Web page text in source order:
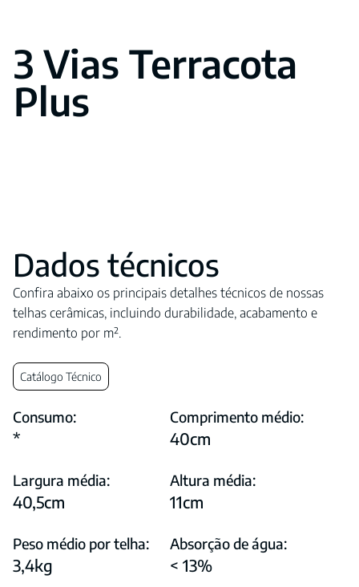
Dados técnicos
Confira abaixo os principais detalhes técnicos de nossas
telhas cerâmicas, incluindo durabilidade, acabamento e
rendimento por m².
Catálogo Técnico
Consumo:
*
Comprimento médio:
40cm
Largura média:
40,5cm
Altura média:
11cm
Peso médio por telha:
3,4kg
Absorção de água:
< 13%
3 Vias Terracota
Plus